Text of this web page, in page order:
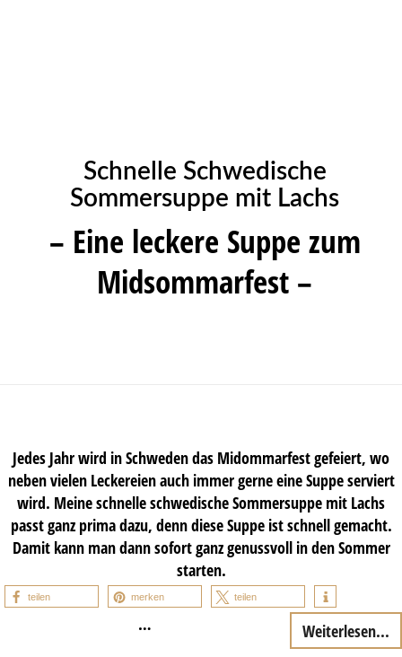
Schnelle Schwedische
Sommersuppe mit Lachs
– Eine leckere Suppe zum
Midsommarfest –
Jedes Jahr wird in Schweden das Midommarfest gefeiert, wo
neben vielen Leckereien auch immer gerne eine Suppe serviert
wird. Meine schnelle schwedische Sommersuppe mit Lachs
passt ganz prima dazu, denn diese Suppe ist schnell gemacht.
Damit kann man dann sofort ganz genussvoll in den Sommer
starten.
teilen merken teilen
… Weiterlesen...